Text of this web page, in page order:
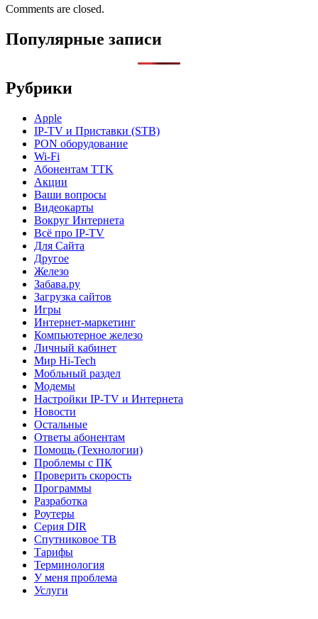
Comments are closed.
Популярные записи
Рубрики
Apple
IP-TV и Приставки (STB)
PON оборудование
Wi-Fi
Абонентам TTK
Акции
Ваши вопросы
Видеокарты
Вокруг Интернета
Всё про IP-TV
Для Сайта
Другое
Железо
Забава.ру
Загрузка сайтов
Игры
Интернет-маркетинг
Компьютерное железо
Личный кабинет
Мир Hi-Tech
Мобльный раздел
Модемы
Настройки IP-TV и Интернета
Новости
Остальные
Ответы абонентам
Помощь (Технологии)
Проблемы с ПК
Проверить скорость
Программы
Разработка
Роутеры
Серия DIR
Спутниковое ТВ
Тарифы
Терминология
У меня проблема
Услуги